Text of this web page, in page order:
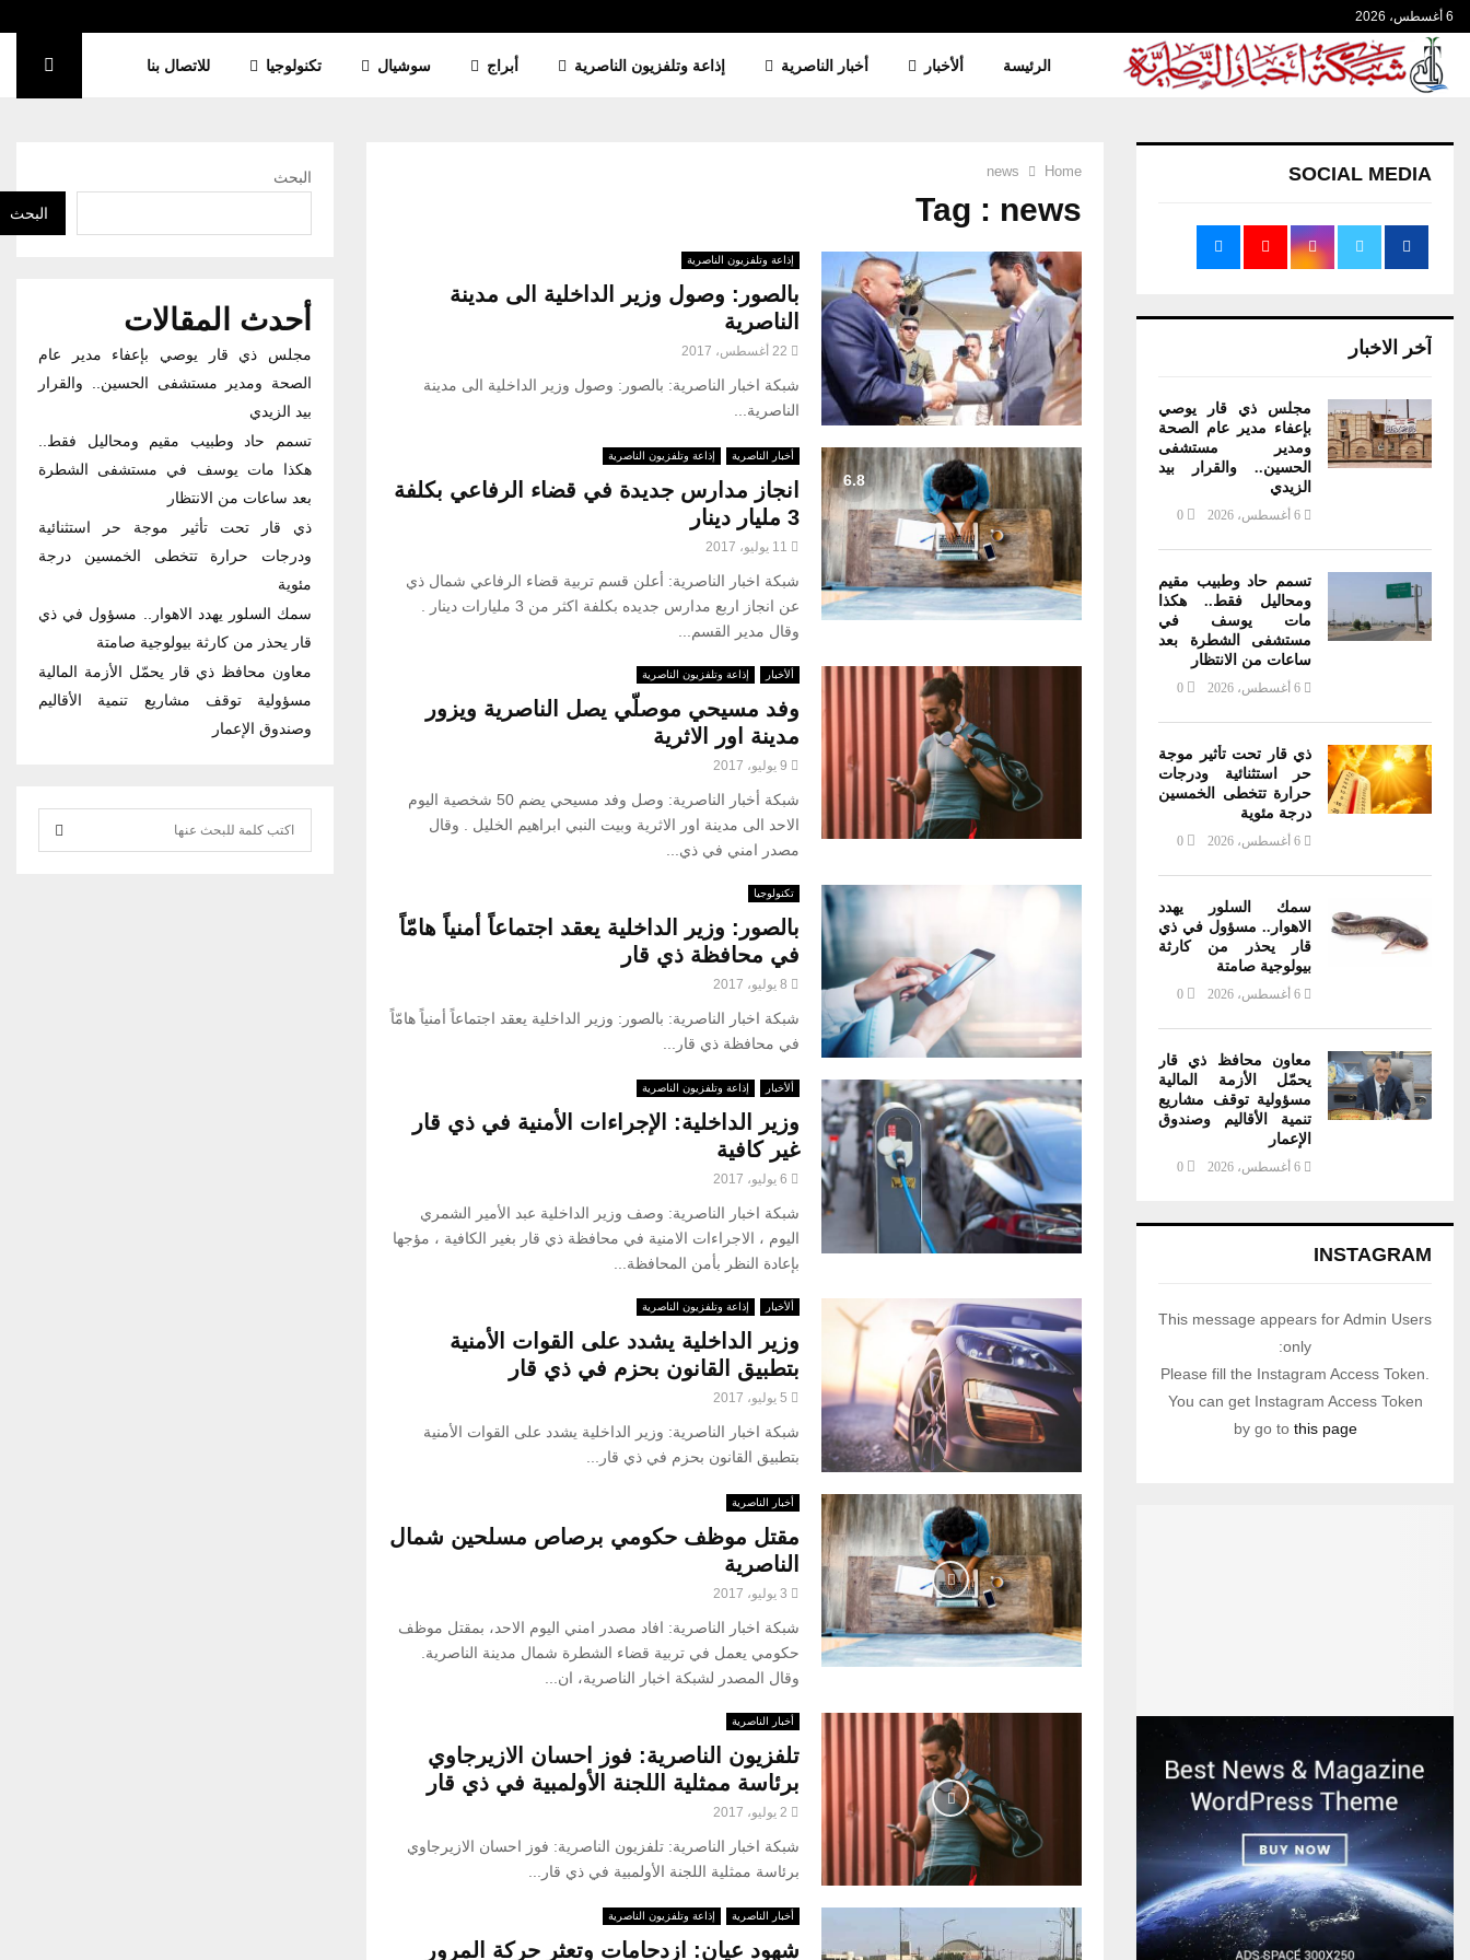
6 أغسطس، 2026
الرئيسة ألأخبار أخبار الناصرية إذاعة وتلفزيون الناصرية أبراج سوشيال تكنولوجيا للاتصال بنا
Home
news
Tag : news
إذاعة وتلفزيون الناصرية
بالصور: وصول وزير الداخلية الى مدينة
الناصرية
22 أغسطس، 2017
شبكة اخبار الناصرية: بالصور: وصول وزير الداخلية الى مدينة
الناصرية...
6.8
أخبار الناصرية إذاعة وتلفزيون الناصرية
انجاز مدارس جديدة في قضاء الرفاعي بكلفة
3 مليار دينار
11 يوليو، 2017
شبكة اخبار الناصرية: أعلن قسم تربية قضاء الرفاعي شمال ذي
عن انجاز اربع مدارس جديده بكلفة اكثر من 3 مليارات دينار .
وقال مدير القسم...
ألأخبار إذاعة وتلفزيون الناصرية
وفد مسيحي موصلّي يصل الناصرية ويزور
مدينة اور الاثرية
9 يوليو، 2017
شبكة أخبار الناصرية: وصل وفد مسيحي يضم 50 شخصية اليوم
الاحد الى مدينة اور الاثرية وبيت النبي ابراهيم الخليل . وقال
مصدر امني في ذي...
تكنولوجيا
بالصور: وزير الداخلية يعقد اجتماعاً أمنياً هامّاً
في محافظة ذي قار
8 يوليو، 2017
شبكة اخبار الناصرية: بالصور: وزير الداخلية يعقد اجتماعاً أمنياً هامّاً
في محافظة ذي قار...
ألأخبار إذاعة وتلفزيون الناصرية
وزير الداخلية: الإجراءات الأمنية في ذي قار
غير كافية
6 يوليو، 2017
شبكة اخبار الناصرية: وصف وزير الداخلية عبد الأمير الشمري
اليوم ، الاجراءات الامنية في محافظة ذي قار بغير الكافية ، مؤجها
بإعادة النظر بأمن المحافظة...
ألأخبار إذاعة وتلفزيون الناصرية
وزير الداخلية يشدد على القوات الأمنية
بتطبيق القانون بحزم في ذي قار
5 يوليو، 2017
شبكة اخبار الناصرية: وزير الداخلية يشدد على القوات الأمنية
بتطبيق القانون بحزم في ذي قار...
أخبار الناصرية
مقتل موظف حكومي برصاص مسلحين شمال
الناصرية
3 يوليو، 2017
شبكة اخبار الناصرية: افاد مصدر امني اليوم الاحد، بمقتل موظف
حكومي يعمل في تربية قضاء الشطرة شمال مدينة الناصرية.
وقال المصدر لشبكة اخبار الناصرية، ان...
أخبار الناصرية
تلفزيون الناصرية: فوز احسان الازيرجاوي
برئاسة ممثلية اللجنة الأولمبية في ذي قار
2 يوليو، 2017
شبكة اخبار الناصرية: تلفزيون الناصرية: فوز احسان الازيرجاوي
برئاسة ممثلية اللجنة الأولمبية في ذي قار...
أخبار الناصرية إذاعة وتلفزيون الناصرية
شهود عيان: ازدحامات وتعثر حركة المرور
SOCIAL MEDIA
آخر الاخبار
مجلس ذي قار يوصي
بإعفاء مدير عام الصحة
ومدير مستشفى
الحسين.. والقرار بيد
الزيدي
6 أغسطس، 2026 0
تسمم حاد وطبيب مقيم
ومحاليل فقط.. هكذا
مات يوسف في
مستشفى الشطرة بعد
ساعات من الانتظار
6 أغسطس، 2026 0
ذي قار تحت تأثير موجة
حر استثنائية ودرجات
حرارة تتخطى الخمسين
درجة مئوية
6 أغسطس، 2026 0
سمك السلور يهدد
الاهوار.. مسؤول في ذي
قار يحذر من كارثة
بيولوجية صامتة
6 أغسطس، 2026 0
معاون محافظ ذي قار
يحمّل الأزمة المالية
مسؤولية توقف مشاريع
تنمية الأقاليم وصندوق
الإعمار
6 أغسطس، 2026 0
INSTAGRAM
This message appears for Admin Users
only:
Please fill the Instagram Access Token.
You can get Instagram Access Token
by go to this page
البحث
البحث
أحدث المقالات
مجلس ذي قار يوصي بإعفاء مدير عام
الصحة ومدير مستشفى الحسين.. والقرار
بيد الزيدي
تسمم حاد وطبيب مقيم ومحاليل فقط..
هكذا مات يوسف في مستشفى الشطرة
بعد ساعات من الانتظار
ذي قار تحت تأثير موجة حر استثنائية
ودرجات حرارة تتخطى الخمسين درجة
مئوية
سمك السلور يهدد الاهوار.. مسؤول في ذي
قار يحذر من كارثة بيولوجية صامتة
معاون محافظ ذي قار يحمّل الأزمة المالية
مسؤولية توقف مشاريع تنمية الأقاليم
وصندوق الإعمار
e